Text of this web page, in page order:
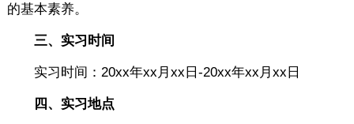
的基本素养。
三、实习时间
实习时间：20xx年xx月xx日-20xx年xx月xx日
四、实习地点